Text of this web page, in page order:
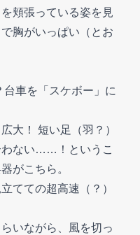
頬張っている姿を見
胸がいっぱい（とお
車を「スケボー」に
大！ 短い足（羽？）
わない……！というこ
がこちら。
てての超高速（？）
いながら、風を切っ